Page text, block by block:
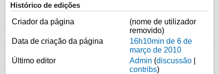
Histórico de edições
Criador da página
(nome de utilizador
removido)
Data de criação da página
16h10min de 6 de
março de 2010
Último editor
Admin (discussão
contribs)